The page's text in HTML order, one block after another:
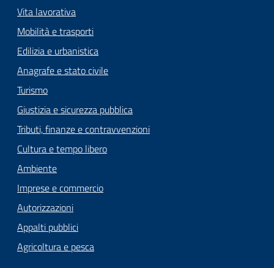
Vita lavorativa
Mobilità e trasporti
Edilizia e urbanistica
Anagrafe e stato civile
Turismo
Giustizia e sicurezza pubblica
Tributi, finanze e contravvenzioni
Cultura e tempo libero
Ambiente
Imprese e commercio
Autorizzazioni
Appalti pubblici
Agricoltura e pesca